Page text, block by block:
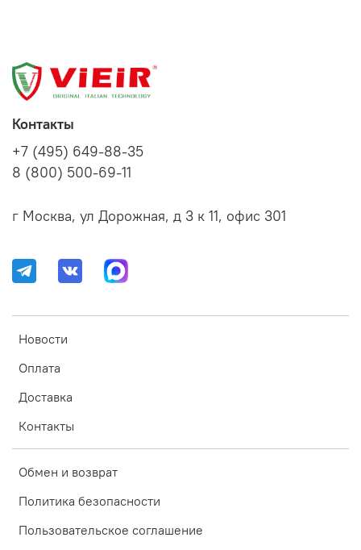
Новости
Оплата
Доставка
Контакты
Обмен и возврат
Политика безопасности
Пользовательское соглашение
Контакты
+7 (495) 649-88-35
8 (800) 500-69-11
г Москва, ул Дорожная, д 3 к 11, офис 301